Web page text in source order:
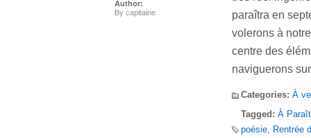
paraîtra en
volerons à
centre des
naviguerons
Categories: À
Tagged: À
poésie
Rentrée
Author:
By capitaine